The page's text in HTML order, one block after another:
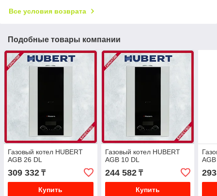
Все условия возврата
Подобные товары компании
Газовый котел HUBERT
AGB 26 DL
309 332 ₸
Купить
Газовый котел HUBERT
AGB 10 DL
244 582₸
Купить